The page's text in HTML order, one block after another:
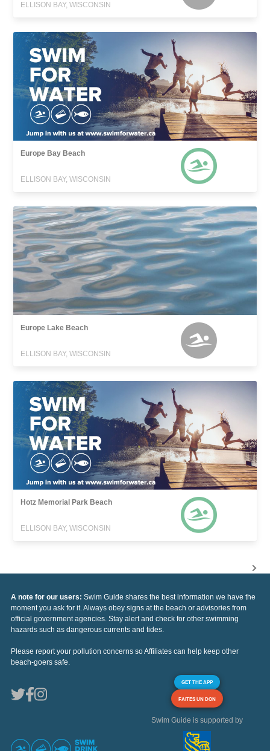
ELLISON BAY, WISCONSIN
Europe Bay Beach
ELLISON BAY, WISCONSIN
Europe Lake Beach
ELLISON BAY, WISCONSIN
Hotz Memorial Park Beach
ELLISON BAY, WISCONSIN
A note for our users: Swim Guide shares the best information we have the
moment you ask for it. Always obey signs at the beach or advisories from
official government agencies. Stay alert and check for other swimming
hazards such as dangerous currents and tides.
Please report your pollution concerns so Affiliates can help keep other
beach-goers safe.
GET THE APP
FAITES UN DON
Swim Guide is supported by